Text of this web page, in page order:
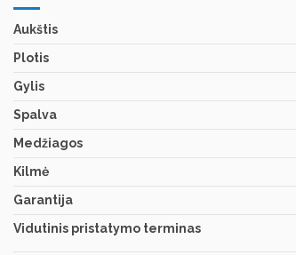
Aukštis
Plotis
Gylis
Spalva
Medžiagos
Kilmė
Garantija
Vidutinis pristatymo terminas